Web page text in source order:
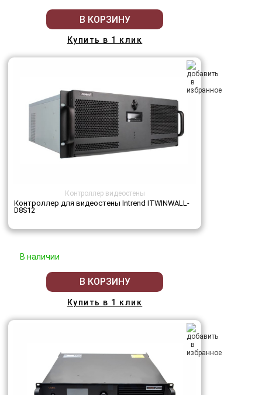
В КОРЗИНУ
Купить в 1 клик
Контроллер видеостены
Контроллер для видеостены Intrend ITWINWALL-
D8S12
В наличии
В КОРЗИНУ
Купить в 1 клик